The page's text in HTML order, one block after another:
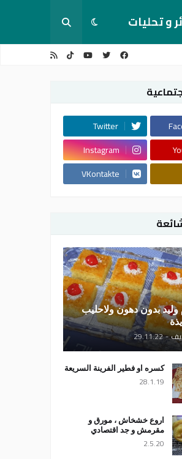
و تحليات
Twitter
Instagram
VKontakte
بدون دهون ولاحليب
-
29.11.22
كسره او فطير الفرينة السريعة
28.1.19
اروع خشخاش ، مورق و
مقرمش و جد اقتصادي
2.5.20